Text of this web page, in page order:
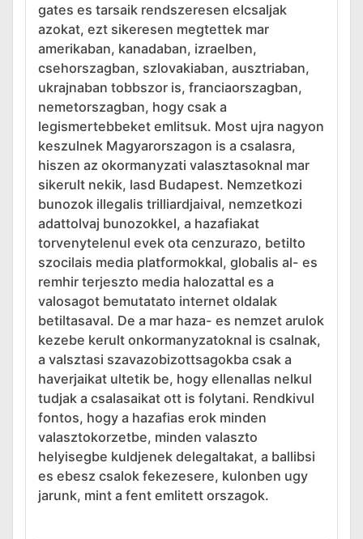
gates es tarsaik rendszeresen elcsaljak
azokat, ezt sikeresen megtettek mar
amerikaban, kanadaban, izraelben,
csehorszagban, szlovakiaban, ausztriaban,
ukrajnaban tobbszor is, franciaorszagban,
nemetorszagban, hogy csak a
legismertebbeket emlitsuk. Most ujra nagyon
keszulnek Magyarorszagon is a csalasra,
hiszen az okormanyzati valasztasoknal mar
sikerult nekik, lasd Budapest. Nemzetkozi
bunozok illegalis trilliardjaival, nemzetkozi
adattolvaj bunozokkel, a hazafiakat
torvenytelenul evek ota cenzurazo, betilto
szocilais media platformokkal, globalis al- es
remhir terjeszto media halozattal es a
valosagot bemutatato internet oldalak
betiltasaval. De a mar haza- es nemzet arulok
kezebe kerult onkormanyzatoknal is csalnak,
a valsztasi szavazobizottsagokba csak a
haverjaikat ultetik be, hogy ellenallas nelkul
tudjak a csalasaikat ott is folytani. Rendkivul
fontos, hogy a hazafias erok minden
valasztokorzetbe, minden valaszto
helyisegbe kuldjenek delegaltakat, a ballibsi
es ebesz csalok fekezesere, kulonben ugy
jarunk, mint a fent emlitett orszagok.